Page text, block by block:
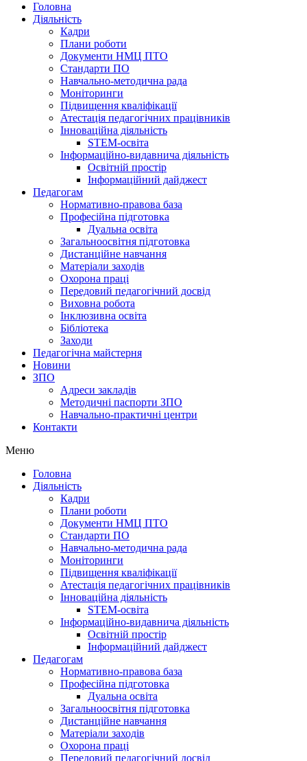
Головна
Діяльність
Кадри
Плани роботи
Документи НМЦ ПТО
Стандарти ПО
Навчально-методична рада
Моніторинги
Підвищення кваліфікації
Атестація педагогічних працівників
Інноваційна діяльність
STEM-освіта
Інформаційно-видавнича діяльність
Освітній простір
Інформаційний дайджест
Педагогам
Нормативно-правова база
Професійна підготовка
Дуальна освіта
Загальноосвітня підготовка
Дистанційне навчання
Матеріали заходів
Охорона праці
Передовий педагогічний досвід
Виховна робота
Інклюзивна освіта
Бібліотека
Заходи
Педагогічна майстерня
Новини
ЗПО
Адреси закладів
Методичні паспорти ЗПО
Навчально-практичні центри
Контакти
Меню
Головна
Діяльність
Кадри
Плани роботи
Документи НМЦ ПТО
Стандарти ПО
Навчально-методична рада
Моніторинги
Підвищення кваліфікації
Атестація педагогічних працівників
Інноваційна діяльність
STEM-освіта
Інформаційно-видавнича діяльність
Освітній простір
Інформаційний дайджест
Педагогам
Нормативно-правова база
Професійна підготовка
Дуальна освіта
Загальноосвітня підготовка
Дистанційне навчання
Матеріали заходів
Охорона праці
Передовий педагогічний досвід